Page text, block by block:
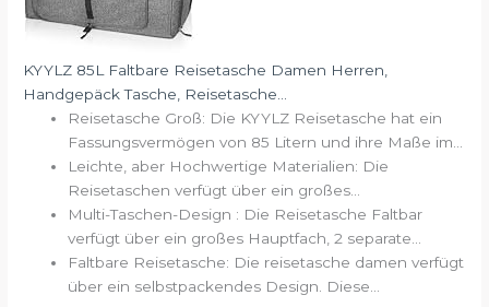
KYYLZ 85L Faltbare Reisetasche Damen Herren,
Handgepäck Tasche, Reisetasche...
Reisetasche Groß: Die KYYLZ Reisetasche hat ein
Fassungsvermögen von 85 Litern und ihre Maße im...
Leichte, aber Hochwertige Materialien: Die
Reisetaschen verfügt über ein großes...
Multi-Taschen-Design : Die Reisetasche Faltbar
verfügt über ein großes Hauptfach, 2 separate...
Faltbare Reisetasche: Die reisetasche damen verfügt
über ein selbstpackendes Design. Diese...